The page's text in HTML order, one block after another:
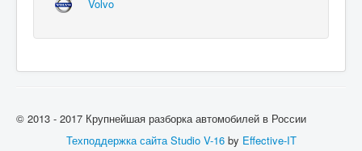
Volvo
© 2013 - 2017 Крупнейшая разборка автомобилей в России
Техподдержка сайта Studio V-16by Effective-IT